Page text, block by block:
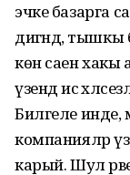
эчке базарга
дигәндә,
көн саен хакы
үзендә исә
Билгеле инде,
компанияләр
карый. Шул